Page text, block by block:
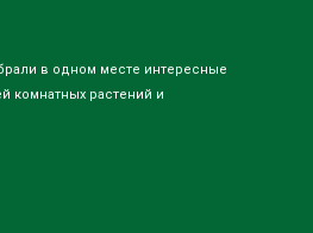
в одном месте интересные
комнатных растений и